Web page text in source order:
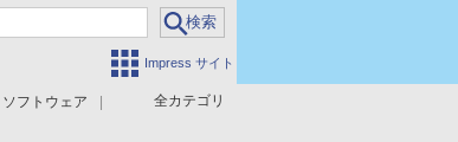
Impress サイト
全カテゴリ
ソフトウェア